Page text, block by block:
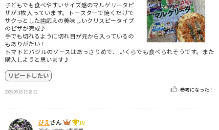
子どもでも食べやすいサイズ感のマルゲリータピ
ザが3枚入っています。トースターで焼くだけで
サクっとした歯応えの美味しいクリスピータイプ
のピザが完成♪
手でも切れるように切れ目が元から入っているの
もありがたい！
トマトとバジルのソースはあっさりめで、いくらでも食べられそうです。また
購入しようと思います♪
リピートしたい
2026.05.18 13:28:32 参考になった！
ぴえ さん
10